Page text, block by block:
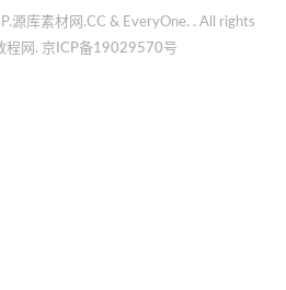
库素材网.CC & EveryOne. . All rights
程网. 京ICP备19029570号